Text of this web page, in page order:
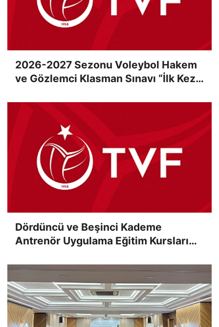
2026-2027 Sezonu Voleybol Hakem
ve Gözlemci Klasman Sınavı “İlk Kez”
Dördüncü ve Beşinci Kademe
Antrenör Uygulama Eğitim Kursları